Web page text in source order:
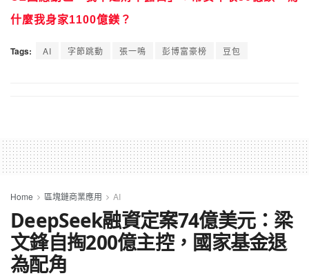
什麼我身家1100億鎂？
Tags: AI 字節跳動 張一鳴 彭博富豪榜 豆包
Home 區塊鏈商業應用 AI
DeepSeek融資定案74億美元：梁
文鋒自掏200億主控，國家基金退
為配角